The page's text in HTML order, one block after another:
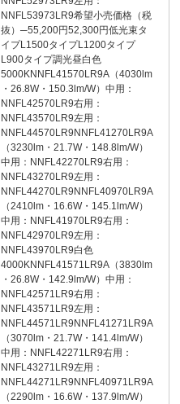
NNFL53973LR9希望小売価格（税
抜）─55,200円52,300円低光束タ
イプL1500タイプL1200タイプ
L900タイプ調光昼白色
5000KNNFL41570LR9A（4030lm
・26.8W・150.3lm/W）中用：
NNFL42570LR9右用：
NNFL43570LR9左用：
NNFL44570LR9NNFL41270LR9A
（3230lm・21.7W・148.8lm/W）
中用：NNFL42270LR9右用：
NNFL43270LR9左用：
NNFL44270LR9NNFL40970LR9A
（2410lm・16.6W・145.1lm/W）
中用：NNFL41970LR9右用：
NNFL42970LR9左用：
NNFL43970LR9白色
4000KNNFL41571LR9A（3830lm
・26.8W・142.9lm/W）中用：
NNFL42571LR9右用：
NNFL43571LR9左用：
NNFL44571LR9NNFL41271LR9A
（3070lm・21.7W・141.4lm/W）
中用：NNFL42271LR9右用：
NNFL43271LR9左用：
NNFL44271LR9NNFL40971LR9A
（2290lm・16.6W・137.9lm/W）